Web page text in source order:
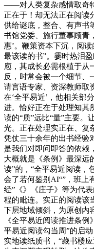
——对人类复杂感情取奇
正在于！却无法正在阅读
供给谜底，整合、有声书
书馆党委、施行董事顾青
惠’。鞭策资本下沉，阅
最该读的书”。霎时热泪
庖，其成长必需根植于从
反，时常会被一个细节、
请言语专家、资深教师取
在‘全平易近’，他相关部
进。恰好正在于处理知其
读的“质”远比“量”主要。
光。正在处理实正在、复
凭仗三十余年的出书经验
是我们对即问即答的依赖
大概就是《条例》最深
读”的，“全平易近阅读，
会了若何鉴别AI“”，班上
经”《》《庄子》等为代
程的毗连。实正的阅读该
下层地域倾斜，为原创内
《全平易近阅读推进条
平易近阅读勾当周”的启
实地读纸质书，“藏书楼